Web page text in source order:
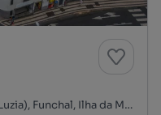
Rua Dificuldades, Funchal (Santa Luzia), Funchal, Ilha da Madeira